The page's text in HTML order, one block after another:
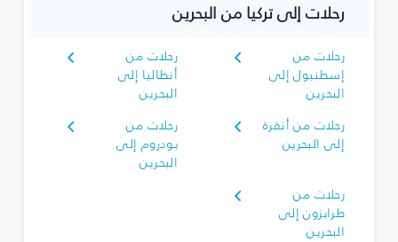
رحلات إلى تركيا من البحرين
رحلات من
إسطنبول إلى
البحرين
رحلات من
أنطاليا إلى
البحرين
رحلات من أنقرة
إلى البحرين
رحلات من
بودروم إلى
البحرين
رحلات من
طرابزون إلى
البحرين